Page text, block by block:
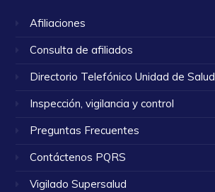
Afiliaciones
Consulta de afiliados
Directorio Telefónico Unidad de Salud
Inspección, vigilancia y control
Preguntas Frecuentes
Contáctenos PQRS
Vigilado Supersalud